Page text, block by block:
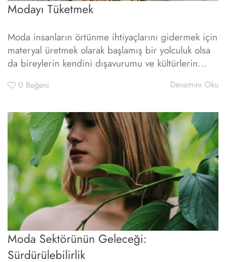
Modayı Tüketmek
Moda insanların örtünme ihtiyaçlarını gidermek için
materyal üretmek olarak başlamış bir yolculuk olsa
da bireylerin kendini dışavurumu ve kültürlerin...
0 Beğeni Devamını Oku
Moda Sektörünün Geleceği:
Sürdürülebilirlik